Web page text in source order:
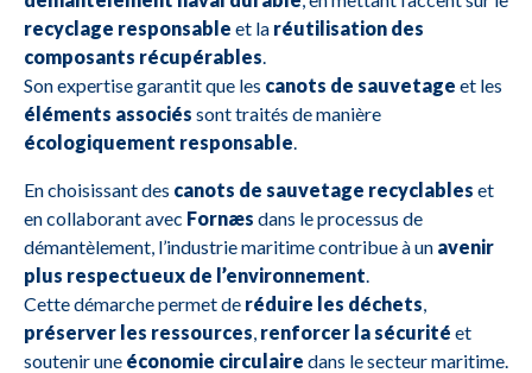
recyclage responsable et la réutilisation des
composants récupérables.
Son expertise garantit que les canots de sauvetage et les
éléments associés sont traités de manière
écologiquement responsable.
En choisissant des canots de sauvetage recyclables et
en collaborant avec Fornæs dans le processus de
démantèlement, l’industrie maritime contribue à un avenir
plus respectueux de l’environnement.
Cette démarche permet de réduire les déchets,
préserver les ressources, renforcer la sécurité et
soutenir une économie circulaire dans le secteur maritime.